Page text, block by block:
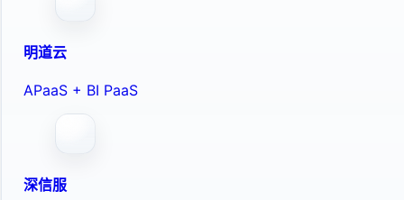
明道云
APaaS + BI PaaS
深信服